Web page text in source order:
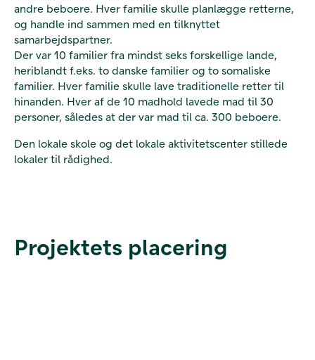
andre beboere. Hver familie skulle planlægge retterne,
og handle ind sammen med en tilknyttet
samarbejdspartner.
Der var 10 familier fra mindst seks forskellige lande,
heriblandt f.eks. to danske familier og to somaliske
familier. Hver familie skulle lave traditionelle retter til
hinanden. Hver af de 10 madhold lavede mad til 30
personer, således at der var mad til ca. 300 beboere.
Den lokale skole og det lokale aktivitetscenter stillede
lokaler til rådighed.
Projektets placering